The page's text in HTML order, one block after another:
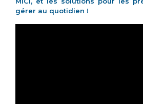
gérer au quotidien !